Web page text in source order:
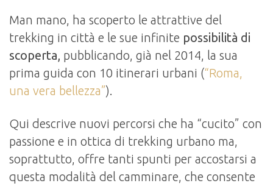
Man mano, ha scoperto le attrattive del
trekking in città e le sue infinite possibilità di
scoperta, pubblicando, già nel 2014, la sua
prima guida con 10 itinerari urbani (“Roma,
una vera bellezza”).
Qui descrive nuovi percorsi che ha “cucito” con
passione e in ottica di trekking urbano ma,
soprattutto, offre tanti spunti per accostarsi a
questa modalità del camminare, che consente